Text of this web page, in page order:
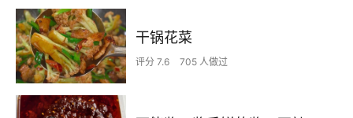
干锅花菜
评分 7.6 705 人做过